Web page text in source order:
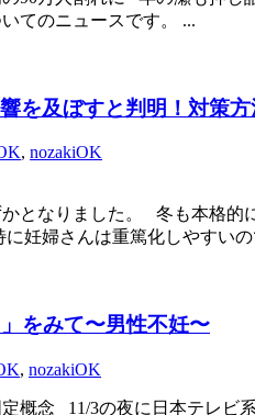
てのニュースです。 ...
を及ぼすと判明！対策方
, nozakiOK
となりました。 冬も本格的
妊婦さんは重篤化しやすいの
をみて〜男性不妊〜
, nozakiOK
概念 11/3の夜に日本テレビ